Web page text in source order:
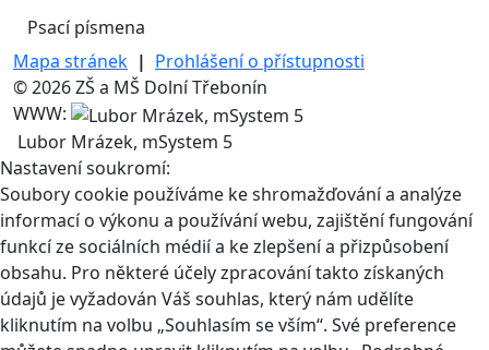
Psací písmena
Mapa stránek | Prohlášení o přístupnosti
© 2026 ZŠ a MŠ Dolní Třebonín
WWW:
Lubor Mrázek, mSystem 5
Nastavení soukromí:
Soubory cookie používáme ke shromažďování a analýze
informací o výkonu a používání webu, zajištění fungování
funkcí ze sociálních médií a ke zlepšení a přizpůsobení
obsahu. Pro některé účely zpracování takto získaných
údajů je vyžadován Váš souhlas, který nám udělíte
kliknutím na volbu „Souhlasím se vším“. Své preference